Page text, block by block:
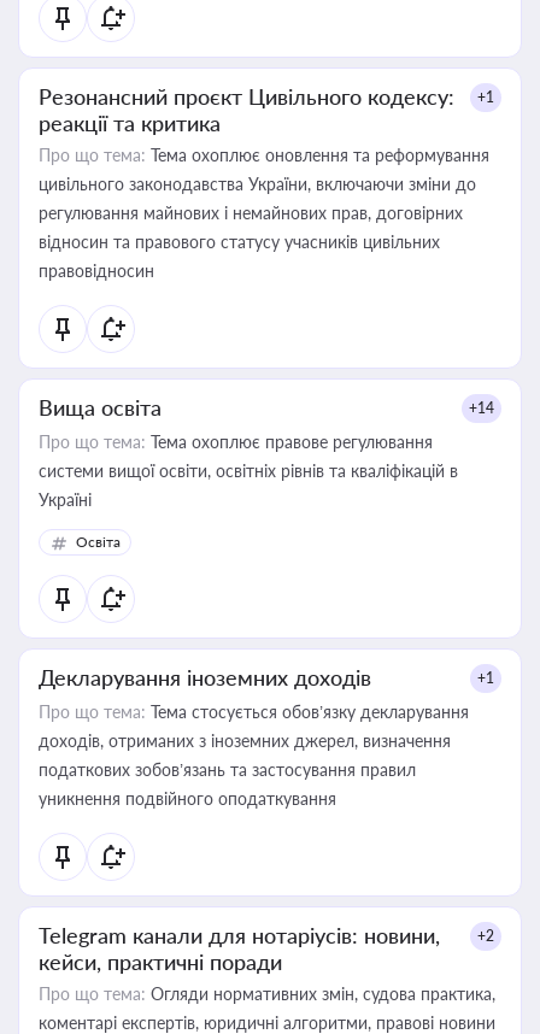
Резонансний проєкт Цивільного кодексу:
реакції та критика
+1
Про що тема: Тема охоплює оновлення та реформування
цивільного законодавства України, включаючи зміни до
регулювання майнових і немайнових прав, договірних
відносин та правового статусу учасників цивільних
правовідносин
Вища освіта +14
Про що тема: Тема охоплює правове регулювання
системи вищої освіти, освітніх рівнів та кваліфікацій в
Україні
Освіта
Декларування іноземних доходів +1
Про що тема: Тема стосується обов’язку декларування
доходів, отриманих з іноземних джерел, визначення
податкових зобов’язань та застосування правил
уникнення подвійного оподаткування
Telegram канали для нотаріусів: новини,
кейси, практичні поради
+2
Про що тема: Огляди нормативних змін, судова практика,
коментарі експертів, юридичні алгоритми, правові новини